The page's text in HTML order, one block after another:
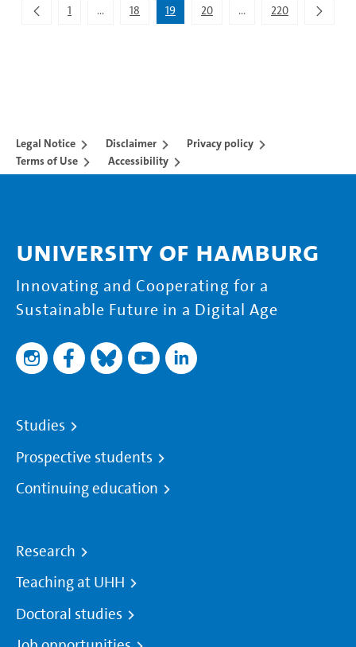
1 ...Intermediate Pages Use TAB to navigate.
18 19 20 ...Intermediate Pages
220
Legal Notice Disclaimer
Privacy policy
Terms of Use
Accessibility
University of Hamburg
Innovating and Cooperating for a
Sustainable Future in a Digital Age
Studies
Prospective students
Continuing education
Research
Teaching at UHH
Doctoral studies